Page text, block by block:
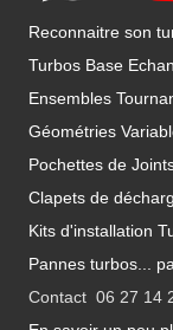
Reconnaitre son
Turbos Base
Ensembles
Géométries
Pochettes de
Clapets de
Kits d'installation
Pannes turbos...
Contact 06 27 14